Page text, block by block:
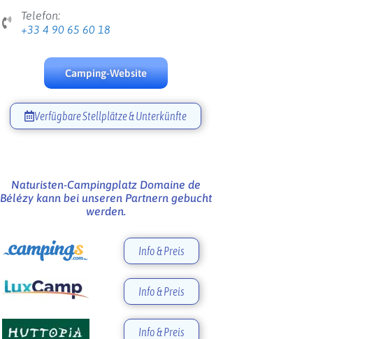
Telefon:
+33 4 90 65 60 18
Camping-Website
Verfügbare Stellplätze & Unterkünfte
Naturisten-Campingplatz Domaine de
Bélézy kann bei unseren Partnern gebucht
werden.
Info & Preis
Info & Preis
Info & Preis